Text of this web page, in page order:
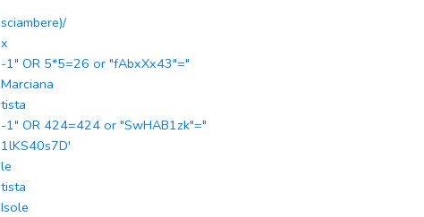
sciambere)/
x
-1" OR 5*5=26 or "fAbxXx43"="
Marciana
tista
-1" OR 424=424 or "SwHAB1zk"="
1lKS40s7D'
le
tista
Isole